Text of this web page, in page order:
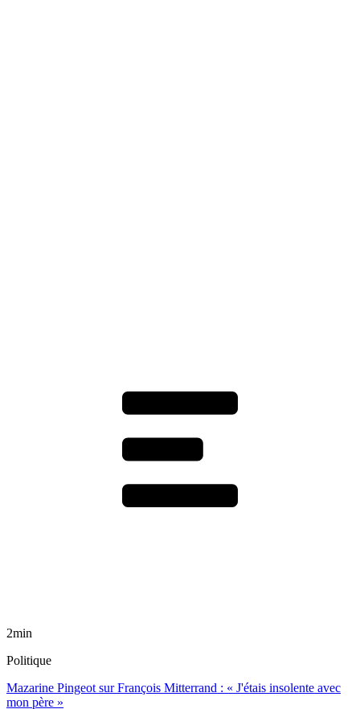
2min
Politique
Mazarine Pingeot sur François Mitterrand : « J'étais insolente avec
mon père »